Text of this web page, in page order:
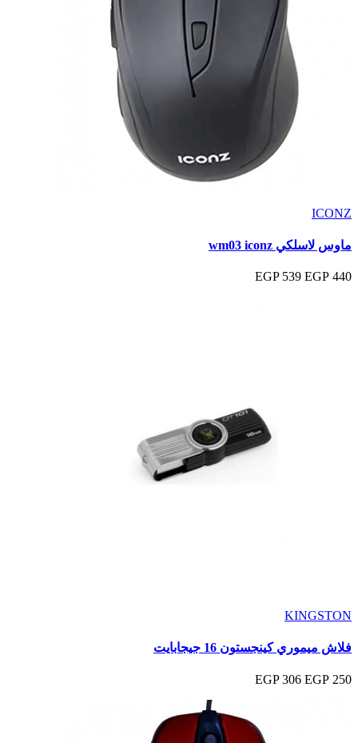
ICONZ
ماوس لاسلكي wm03 iconz
440 EGP
539 EGP
KINGSTON
فلاش ميموري كينجستون 16 جيجابايت
250 EGP
306 EGP